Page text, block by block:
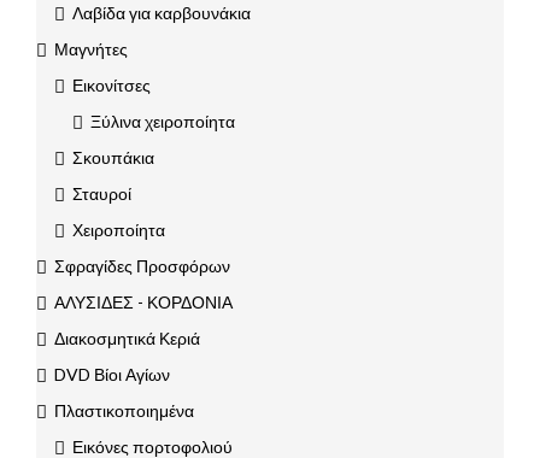
Λαβίδα για καρβουνάκια
Μαγνήτες
Εικονίτσες
Ξύλινα χειροποίητα
Σκουπάκια
Σταυροί
Χειροποίητα
Σφραγίδες Προσφόρων
ΑΛΥΣΙΔΕΣ - ΚΟΡΔΟΝΙΑ
Διακοσμητικά Κεριά
DVD Βίοι Αγίων
Πλαστικοποιημένα
Εικόνες πορτοφολιού